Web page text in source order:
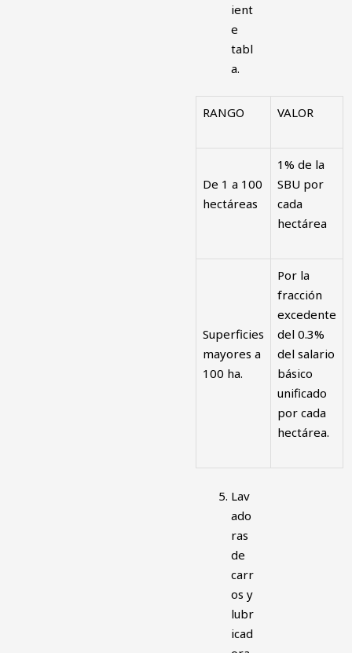
ient
e
tabl
a.
RANGO VALOR
De 1 a 100
hectáreas
1% de la
SBU por
cada
hectárea
Superficies
mayores a
100 ha.
Por la
fracción
excedente
del 0.3%
del salario
básico
unificado
por cada
hectárea.
Lav
ado
ras
de
carr
os y
lubr
icad